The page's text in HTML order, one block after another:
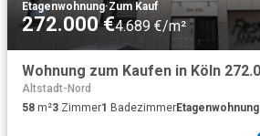
Etagenwohnung·Zum Kauf
272.000 €4.689 €/m²
Altstadt-Nord
58 m²3 Zimmer1 BadezimmerEtagenwohnung